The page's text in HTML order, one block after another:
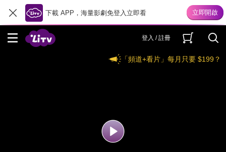
下載 APP，海量影劇免登入立即看
登入 / 註冊
「頻道+看片」每月只要 $199？